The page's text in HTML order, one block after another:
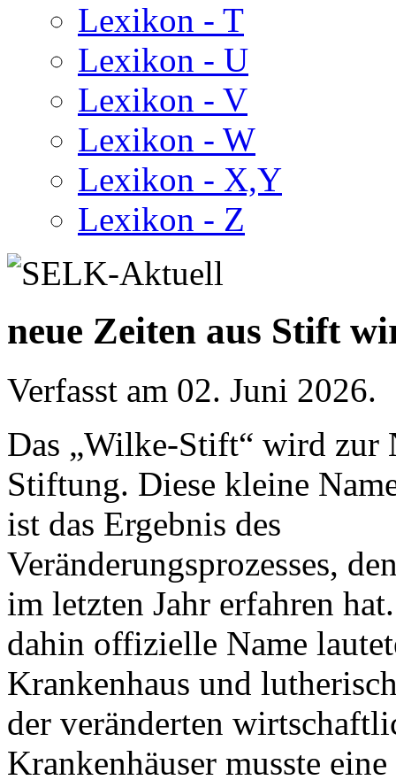
Lexikon - T
Lexikon - U
Lexikon - V
Lexikon - W
Lexikon - X,Y
Lexikon - Z
neue Zeiten aus Stift
Verfasst am 02. Juni 2026.
Das „Wilke-Stift“ wird zur
Stiftung. Diese kleine
ist das Ergebnis des
Veränderungsprozesses,
im letzten Jahr erfahren
dahin offizielle Name
Krankenhaus und
der veränderten
Krankenhäuser musste